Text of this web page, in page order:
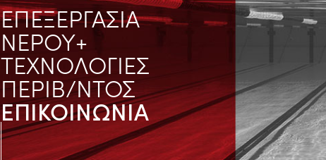
ΕΠΕΞΕΡΓΑΣΙΑ
ΝΕΡΟΥ+
ΤΕΧΝΟΛΟΓΙΕΣ
ΠΕΡΙΒ/ΝΤΟΣ
ΕΠΙΚΟΙΝΩΝΙΑ